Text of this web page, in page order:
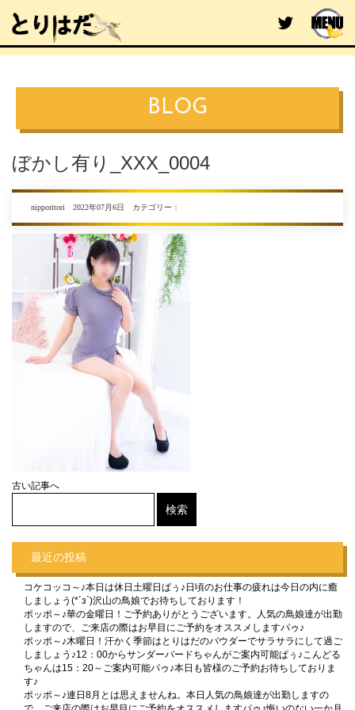
BLOG
ぼかし有り_XXX_0004
nipporitori 2022年07月6日 カテゴリー：
古い記事へ
最近の投稿
コケコッコ～♪本日は休日土曜日ぱぅ♪日頃のお仕事の疲れは今日の内に癒
しましょう(*´з`)沢山の鳥娘でお待ちしております！
ポッポ～♪華の金曜日！ご予約ありがとうございます。人気の鳥娘達が出勤
しますので、ご来店の際はお早目にご予約をオススメしますパゥ♪
ポッポ～♪木曜日！汗かく季節はとりはだのパウダーでサラサラにして過ご
しましょう♪12：00からサンダーバードちゃんがご案内可能ぱぅ♪こんどる
ちゃんは15：20～ご案内可能パゥ♪本日も皆様のご予約お待ちしておりま
す♪
ポッポ～♪連日8月とは思えませんね。本日人気の鳥娘達が出勤しますの